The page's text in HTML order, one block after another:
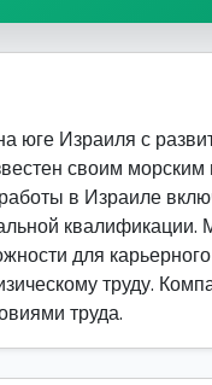
юге Израиля с
своим
в Израиле
квалификации.
для
труду.
труда.